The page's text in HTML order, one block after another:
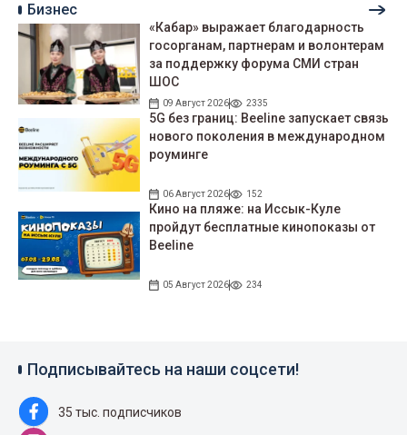
Бизнес
«Кабар» выражает благодарность
госорганам, партнерам и волонтерам
за поддержку форума СМИ стран
ШОС
09 Август 2026 2335
5G без границ: Beeline запускает связь
нового поколения в международном
роуминге
06 Август 2026 152
Кино на пляже: на Иссык-Куле
пройдут беcплатные кинопоказы от
Beeline
05 Август 2026 234
Подписывайтесь на наши соцсети!
35 тыс. подписчиков